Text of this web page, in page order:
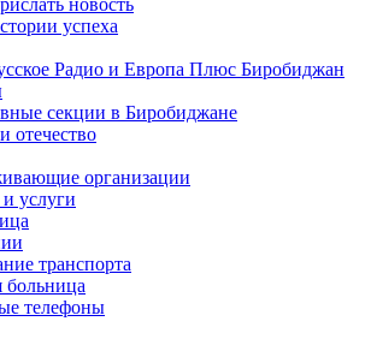
новость
успеха
Радио и Европа Плюс Биробиджан
секции в Биробиджане
отечество
организации
услуги
транспорта
больница
телефоны